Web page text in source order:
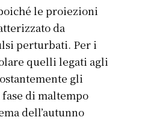
le proiezioni
da
perturbati. Per i
quelli legati agli
gli
di maltempo
dell’autunno